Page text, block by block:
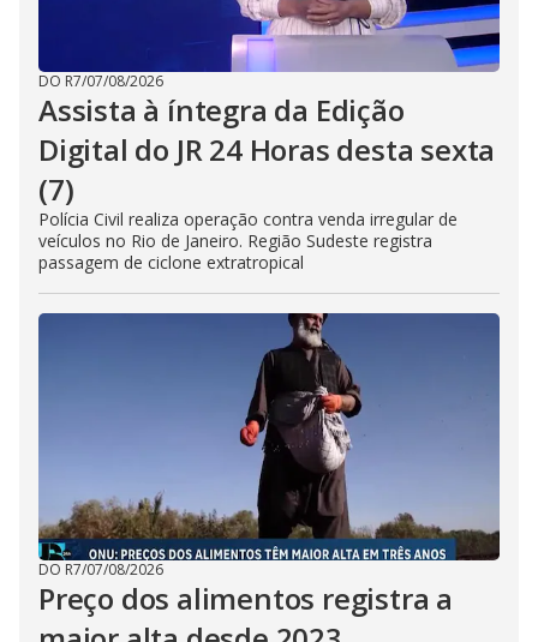
DO R7/07/08/2026
Assista à íntegra da Edição
Digital do JR 24 Horas desta sexta
(7)
Polícia Civil realiza operação contra venda irregular de
veículos no Rio de Janeiro. Região Sudeste registra
passagem de ciclone extratropical
DO R7/07/08/2026
Preço dos alimentos registra a